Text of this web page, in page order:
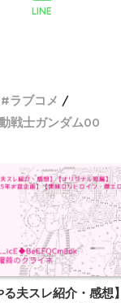
LINE
ラブコメ
戦士ガンダム00
る夫スレ紹介・感想